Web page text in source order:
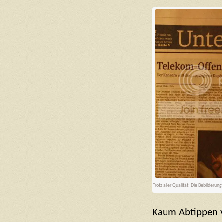
Trotz aller Qualität: Die
Kaum Abtippen